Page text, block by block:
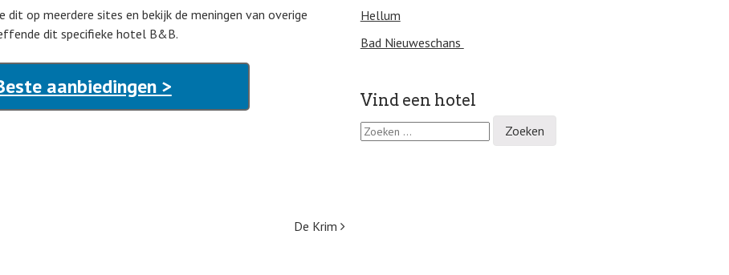
op meerdere sites en bekijk de meningen van overige
dit specifieke hotel B&B.
aanbiedingen >
De Krim
Hellum
Bad Nieuweschans
Vind een hotel
Z
o